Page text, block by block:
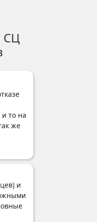
СЦ
то на
же
и